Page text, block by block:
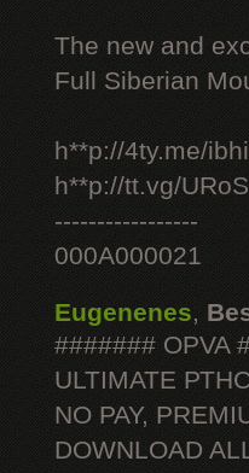
The new and
Full Siberian
h**p://4ty.me/
h**p://tt.vg/
-----------------
000A000021
Eugenenes,
####### OPVA
ULTIMATE
NO PAY,
DOWNLOAD